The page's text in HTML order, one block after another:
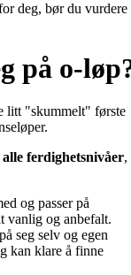
deg, bør du vurdere
på o-
litt "skummelt" første
ferdighetsnivåer,
og passer på
vanlig og anbefalt.
seg selv og egen
kan klare å finne